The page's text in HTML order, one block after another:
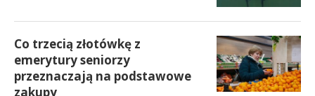
Co trzecią złotówkę z
emerytury seniorzy
przeznaczają na podstawowe
zakupy